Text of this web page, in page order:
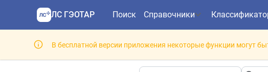
ЛС ГЭОТАР Поиск Справочники
В бесплатной версии приложения некоторые функции могут